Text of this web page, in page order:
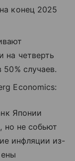
конец 2025
на четверть
случаев.
Economics:
Японии
но не собьют
инфляции из-